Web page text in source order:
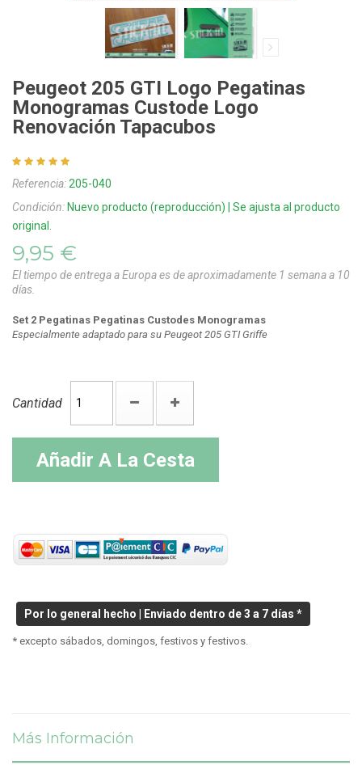
Peugeot 205 GTI Logo Pegatinas
Monogramas Custode Logo
Renovación Tapacubos
Referencia: 205-040
Condición: Nuevo producto (reproducción) | Se ajusta al producto
original.
9,95 €
El tiempo de entrega a Europa es de aproximadamente 1 semana a 10
días.
Set 2 Pegatinas Pegatinas Custodes Monogramas
Especialmente adaptado para su Peugeot 205 GTI Griffe
Cantidad
Añadir A La Cesta
Por lo general hecho | Enviado dentro de 3 a 7 días *
* excepto sábados, domingos, festivos y festivos.
Más Información